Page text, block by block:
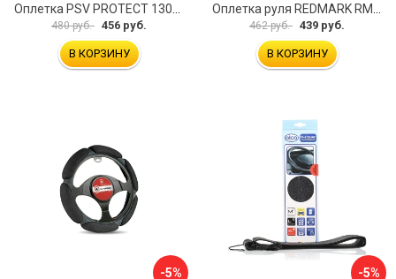
Оплетка PSV PROTECT 130503
480 руб. 456 руб.
В КОРЗИНУ
Оплетка руля REDMARK RM78002
462 руб. 439 руб.
В КОРЗИНУ
-5% -5%